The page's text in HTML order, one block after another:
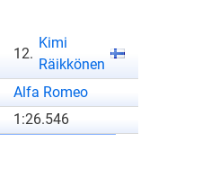
12.
Kimi
Räikkönen
Alfa Romeo
1:26.546